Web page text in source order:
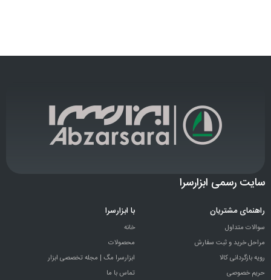
سایت رسمی ابزارسرا
راهنمای مشتریان
سوالات متداول
مراحل خرید و ثبت سفارش
رویه بازگردانی کالا
حریم خصوصی
با ابزارسرا
خانه
محصولات
ابزارسرا مگ | مجله تخصصی ابزار
تماس با ما